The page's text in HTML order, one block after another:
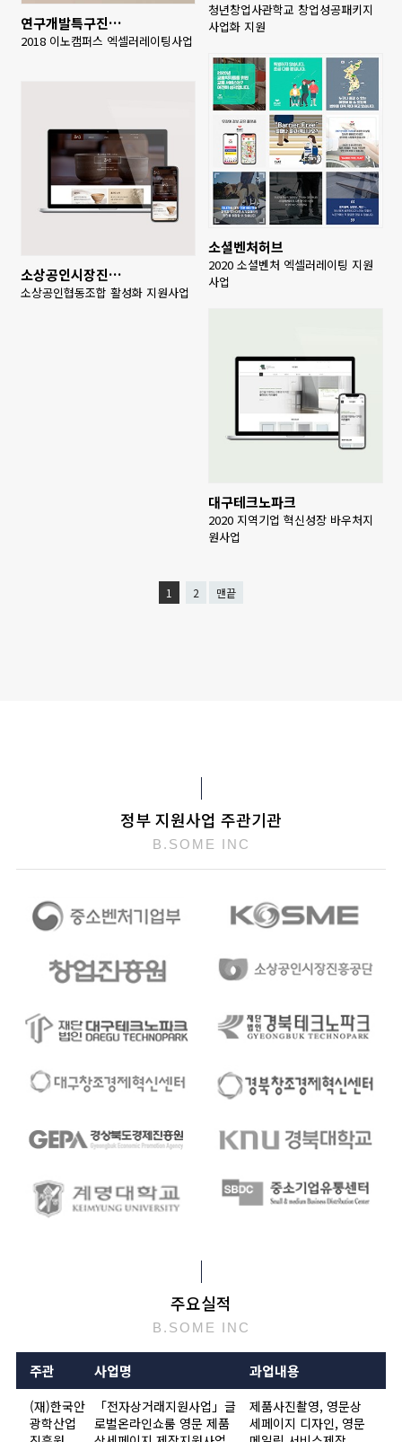
정부 지원사업 주관기관
B.SOME INC
주요실적
B.SOME INC
주관 사업명 과업내용
(재)한국안
광학산업
「전자상거래지원사업」글
로벌온라인쇼룸 영문 제품
제품사진촬영, 영문상
세페이지 디자인, 영문